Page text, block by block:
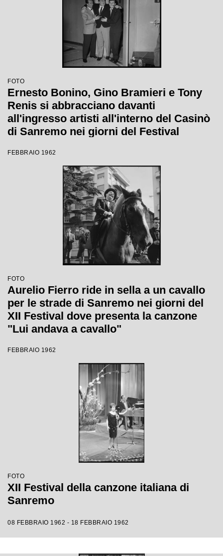
FOTO
Ernesto Bonino, Gino Bramieri e Tony
Renis si abbracciano davanti
all'ingresso artisti all'interno del Casinò
di Sanremo nei giorni del Festival
FEBBRAIO 1962
FOTO
Aurelio Fierro ride in sella a un cavallo
per le strade di Sanremo nei giorni del
XII Festival dove presenta la canzone
"Lui andava a cavallo"
FEBBRAIO 1962
FOTO
XII Festival della canzone italiana di
Sanremo
08 FEBBRAIO 1962 - 18 FEBBRAIO 1962